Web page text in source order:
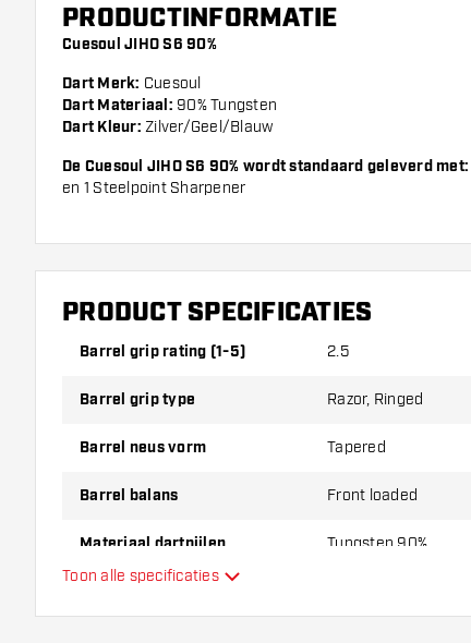
PRODUCTINFORMATIE
Cuesoul JIHO S6 90%
Dart Merk: Cuesoul
Dart Materiaal: 90% Tungsten
Dart Kleur: Zilver/Geel/Blauw
De Cuesoul JIHO S6 90% wordt standaard geleverd met:
en 1 Steelpoint Sharpener
PRODUCT SPECIFICATIES
Barrel grip rating (1-5) 2.5
Barrel grip type Razor, Ringed
Barrel neus vorm Tapered
Barrel balans Front loaded
Materiaal dartpijlen Tungsten 90%
Toon alle specificaties